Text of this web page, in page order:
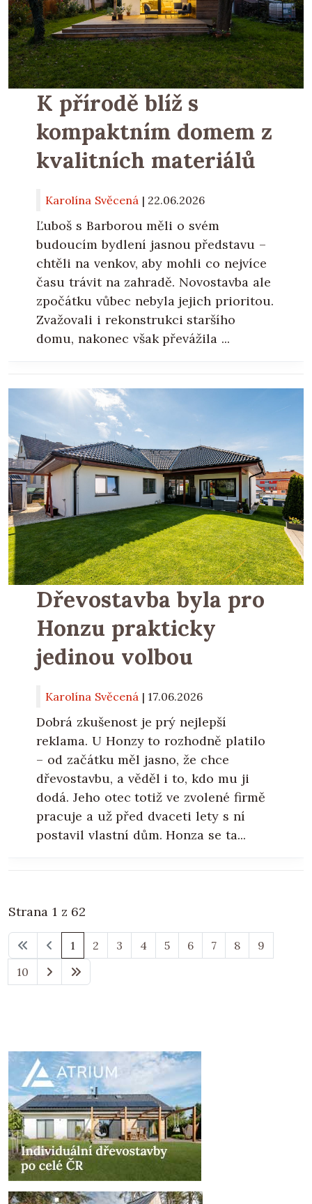
K přírodě blíž s
kompaktním domem z
kvalitních materiálů
Karolína Svěcená | 22.06.2026
Ľuboš s Barborou měli o svém
budoucím bydlení jasnou představu –
chtěli na venkov, aby mohli co nejvíce
času trávit na zahradě. Novostavba ale
zpočátku vůbec nebyla jejich prioritou.
Zvažovali i rekonstrukci staršího
domu, nakonec však převážila ...
Dřevostavba byla pro
Honzu prakticky
jedinou volbou
Karolína Svěcená | 17.06.2026
Dobrá zkušenost je prý nejlepší
reklama. U Honzy to rozhodně platilo
– od začátku měl jasno, že chce
dřevostavbu, a věděl i to, kdo mu ji
dodá. Jeho otec totiž ve zvolené firmě
pracuje a už před dvaceti lety s ní
postavil vlastní dům. Honza se ta...
Strana 1 z 62
1 2 3 4 5 6 7 8
9
10